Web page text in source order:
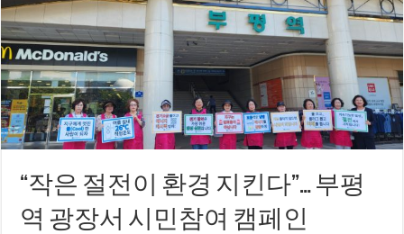
“작은 절전이 환경 지킨다”… 부평
역 광장서 시민참여 캠페인